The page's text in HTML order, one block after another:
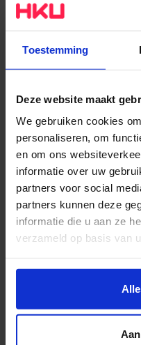
Toestemming
Deze website maakt
We gebruiken cookies
personaliseren, om
en om ons
informatie over uw
partners voor social
partners kunnen deze
informatie die u aan ze
verzameld op basis van
Wil je meer weten of de
https://www.hku.nl/
gemaakt van
De borden hadden nog
kon ik aan deze borden
meubilair passend bij
aannemers zijn nog
stoelen krijgen een
materiaal geoogst is.
De Gemeente Utrecht
zijn. In 2025 moet 50%
zijn. Een grote
oplossingen nodig zijn.
gaat Het Hermaak
aantal van dit soort
Momenteel zijn we
bankstel van door